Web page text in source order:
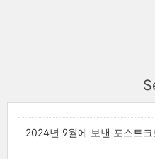
2024년 9월에 보낸 포스트